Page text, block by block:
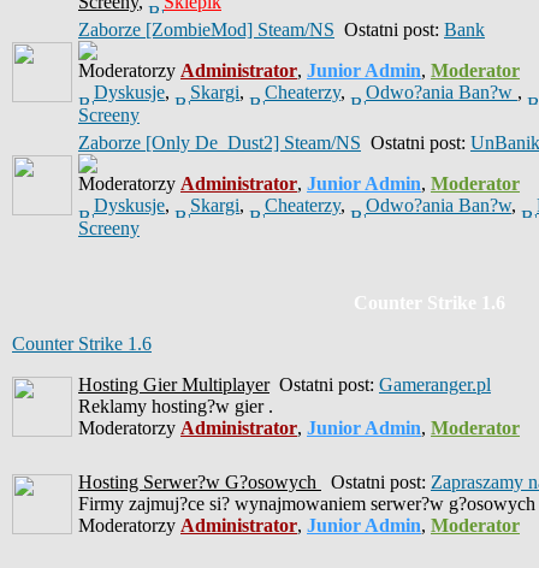
Zaborze [ZombieMod] Steam/NS Ostatni post: Bank
Moderatorzy Administrator, Junior Admin, Moderator
Dyskusje, Skargi, Cheaterzy, Odwo?ania Ban?w ,
Screeny
Zaborze [Only De_Dust2] Steam/NS Ostatni post: UnBanik
Moderatorzy Administrator, Junior Admin, Moderator
Dyskusje, Skargi, Cheaterzy, Odwo?ania Ban?w,
Screeny
Counter Strike 1.6
Counter Strike 1.6
Hosting Gier MultiplayerOstatni post: Gameranger.pl
Reklamy hosting?w gier .
Moderatorzy Administrator, Junior Admin, Moderator
Hosting Serwer?w G?osowych Ostatni post: Zapraszamy
Firmy zajmuj?ce si? wynajmowaniem serwer?w g?osowych
Moderatorzy Administrator, Junior Admin, Moderator